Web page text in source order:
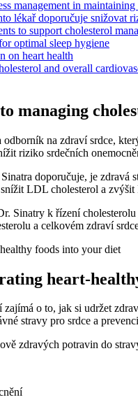
management in maintaining
lékař doporučuje snižovat
to support cholesterol
optimal sleep hygiene
on heart health
and overall
managing
na zdraví srdce,
riziko srdečních
doporučuje, je zdravá
LDL cholesterol a
Sinatry k řízení
a celkovém zdraví
heart-
o to, jak si udržet
stravy pro srdce a
zdravých potravin do